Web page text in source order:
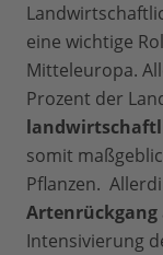
eine wichtige
Mitteleuropa.
Prozent der
somit
Pflanzen.
Artenrückgang
Intensivierung